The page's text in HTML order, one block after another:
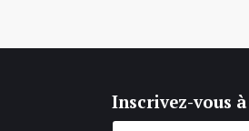
Inscrivez-vous